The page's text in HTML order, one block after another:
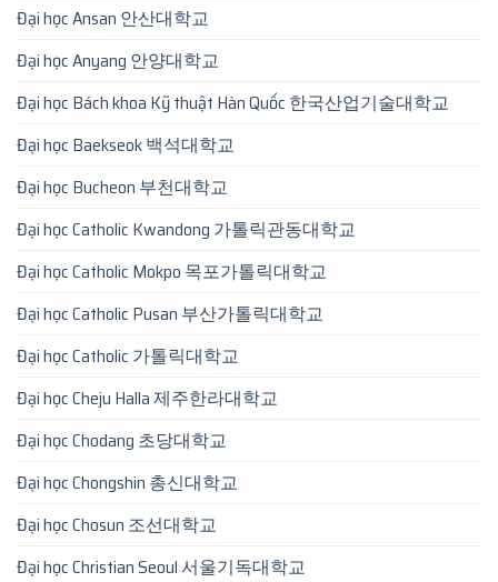
Đại học Ansan 안산대학교
Đại học Anyang 안양대학교
Đại học Bách khoa Kỹ thuật Hàn Quốc 한국산업기술대학교
Đại học Baekseok 백석대학교
Đại học Bucheon 부천대학교
Đại học Catholic Kwandong 가톨릭관동대학교
Đại học Catholic Mokpo 목포가톨릭대학교
Đại học Catholic Pusan 부산가톨릭대학교
Đại học Catholic 가톨릭대학교
Đại học Cheju Halla 제주한라대학교
Đại học Chodang 초당대학교
Đại học Chongshin 총신대학교
Đại học Chosun 조선대학교
Đại học Christian Seoul 서울기독대학교